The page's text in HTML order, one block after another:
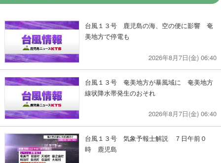
台風１３号 鹿児島の海、空の便に影響 奄
美地方で停電も
2026年8月7日(金) 06:40
台風１３号 奄美地方が暴風域に 奄美地方
線状降水帯発生のおそれ
2026年8月7日(金) 06:40
台風１３号 気象予報士解説 ７日午前０
時 鹿児島